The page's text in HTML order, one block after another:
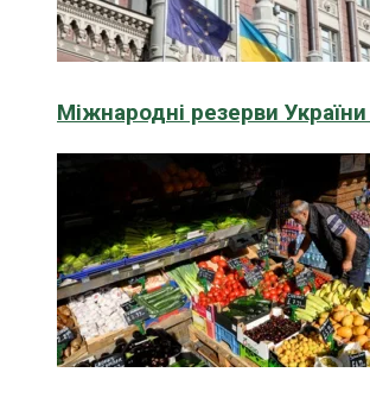
Міжнародні резерви